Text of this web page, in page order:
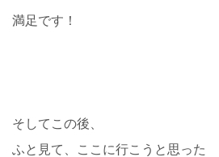
満足です！
そしてこの後、
ふと見て、ここに行こうと思った